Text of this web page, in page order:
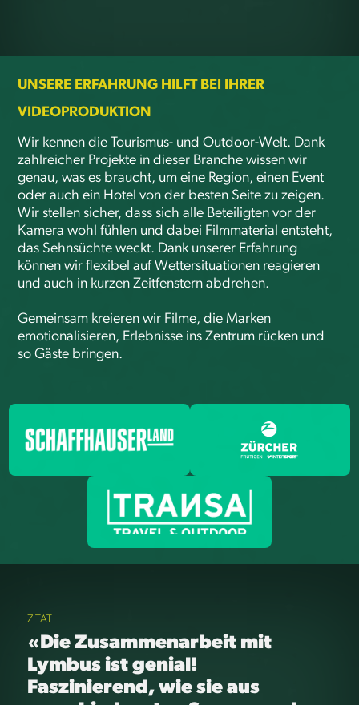
UNSERE ERFAHRUNG HILFT BEI IHRER
VIDEOPRODUKTION
Wir kennen die Tourismus- und Outdoor-Welt. Dank
zahlreicher Projekte in dieser Branche wissen wir
genau, was es braucht, um eine Region, einen Event
oder auch ein Hotel von der besten Seite zu zeigen.
Wir stellen sicher, dass sich alle Beteiligten vor der
Kamera wohl fühlen und dabei Filmmaterial entsteht,
das Sehnsüchte weckt. Dank unserer Erfahrung
können wir flexibel auf Wettersituationen reagieren
und auch in kurzen Zeitfenstern abdrehen.
Gemeinsam kreieren wir Filme, die Marken
emotionalisieren, Erlebnisse ins Zentrum rücken und
so Gäste bringen.
ZITAT
«Die Zusammenarbeit mit
Lymbus ist genial!
Faszinierend, wie sie aus